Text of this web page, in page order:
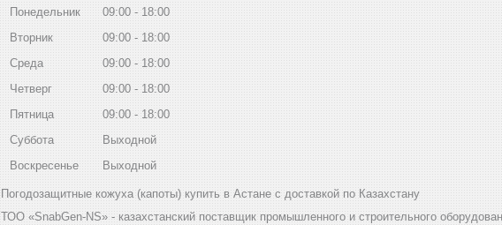
Понедельник 09:00
18:00
Вторник
09:00
18:00
Среда
09:00
18:00
Четверг
09:00
18:00
Пятница
09:00
18:00
Суббота
Выходной
Воскресенье
Выходной
Погодозащитные кожуха (капоты) купить в Астане с доставкой по Казахстану
ТОО «SnabGen-NS» - казахстанский поставщик промышленного и строительного